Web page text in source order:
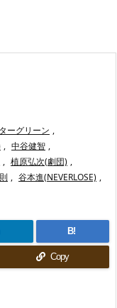
ーグリーン ,
, 中谷健智 ,
, 植原弘次(劇団) ,
, 谷本進(NEVERLOSE) ,
B!
Copy